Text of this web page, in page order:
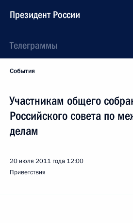
Президент России
Телеграммы
События
Участникам общего
Российского совета по
делам
20 июля 2011 года 12:00
Приветствия